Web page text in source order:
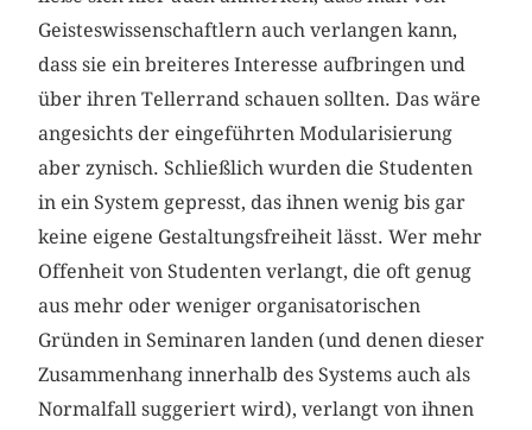
Geisteswissenschaftlern auch verlangen kann,
dass sie ein breiteres Interesse aufbringen und
über ihren Tellerrand schauen sollten. Das wäre
angesichts der eingeführten Modularisierung
aber zynisch. Schließlich wurden die Studenten
in ein System gepresst, das ihnen wenig bis gar
keine eigene Gestaltungsfreiheit lässt. Wer mehr
Offenheit von Studenten verlangt, die oft genug
aus mehr oder weniger organisatorischen
Gründen in Seminaren landen (und denen dieser
Zusammenhang innerhalb des Systems auch als
Normalfall suggeriert wird), verlangt von ihnen